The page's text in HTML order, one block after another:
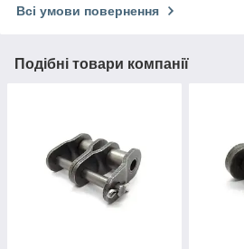
Всі умови повернення
Подібні товари компанії